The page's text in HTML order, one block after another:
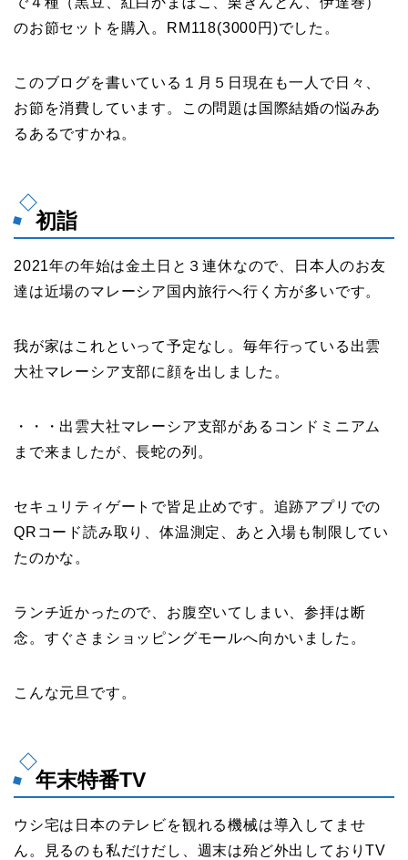
のお節セットを購入。RM118(3000円)でした。
このブログを書いている１月５日現在も一人で日々、
お節を消費しています。この問題は国際結婚の悩みあ
るあるですかね。
初詣
2021年の年始は金土日と３連休なので、日本人のお友
達は近場のマレーシア国内旅行へ行く方が多いです。
我が家はこれといって予定なし。毎年行っている出雲
大社マレーシア支部に顔を出しました。
・・・出雲大社マレーシア支部があるコンドミニアム
まで来ましたが、長蛇の列。
セキュリティゲートで皆足止めです。追跡アプリでの
QRコード読み取り、体温測定、あと入場も制限してい
たのかな。
ランチ近かったので、お腹空いてしまい、参拝は断
念。すぐさまショッピングモールへ向かいました。
こんな元旦です。
年末特番TV
ウシ宅は日本のテレビを観れる機械は導入してませ
ん。見るのも私だけだし、週末は殆ど外出しておりTV